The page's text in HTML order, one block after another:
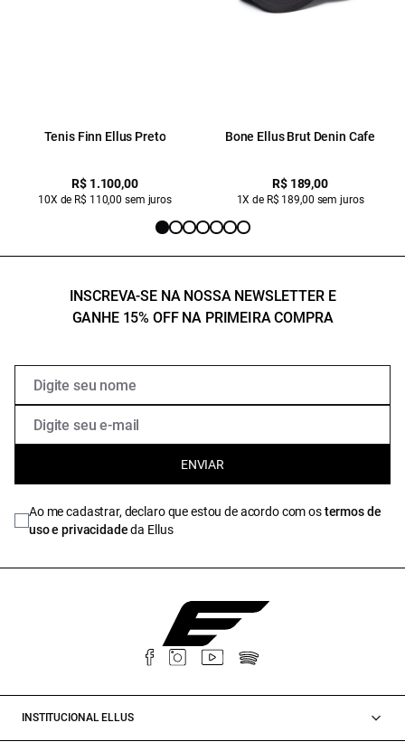
Tenis Finn Ellus Preto
R$ 1.100,00
10X de R$ 110,00 sem juros
Bone Ellus Brut Denin Cafe
R$ 189,00
1X de R$ 189,00 sem juros
INSCREVA-SE NA NOSSA NEWSLETTER E
GANHE 15% OFF NA PRIMEIRA COMPRA
ENVIAR
Ao me cadastrar, declaro que estou de acordo com ostermos de
uso e privacidadeda Ellus
INSTITUCIONAL ELLUS